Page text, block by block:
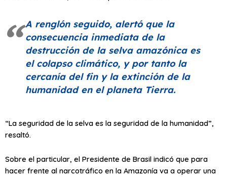
A renglón seguido, alertó que la
consecuencia inmediata de la
destrucción de la selva amazónica es
el colapso climático, y por tanto la
cercanía del fin y la extinción de la
humanidad en el planeta Tierra.
“La seguridad de la selva es la seguridad de la humanidad”,
resaltó.
Sobre el particular, el Presidente de Brasil indicó que para
hacer frente al narcotráfico en la Amazonía va a operar una